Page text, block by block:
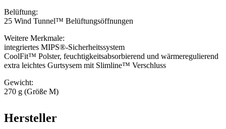
Belüftung:
25 Wind Tunnel™ Belüftungsöffnungen
Weitere Merkmale:
integriertes MIPS®-Sicherheitssystem
CoolFit™ Polster, feuchtigkeitsabsorbierend und wärmeregulierend
extra leichtes Gurtsysem mit Slimline™ Verschluss
Gewicht:
270 g (Größe M)
Hersteller